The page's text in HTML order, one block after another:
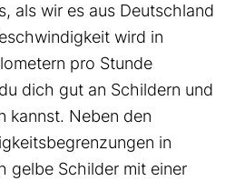
als wir es aus Deutschland
wird in
pro Stunde
dich gut an Schildern und
kannst. Neben den
in
gelbe Schilder mit einer